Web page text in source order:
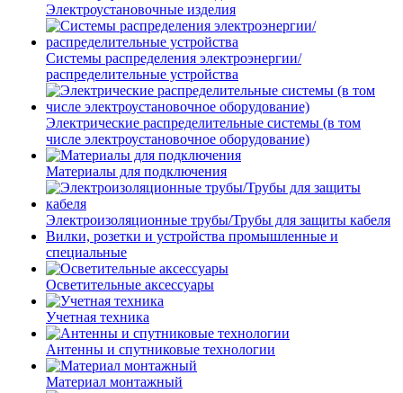
Электроустановочные изделия
Системы распределения электроэнергии/
распределительные устройства
Электрические распределительные системы (в том
числе электроустановочное оборудование)
Материалы для подключения
Электроизоляционные трубы/Трубы для защиты кабеля
Вилки, розетки и устройства промышленные и
специальные
Осветительные аксессуары
Учетная техника
Антенны и спутниковые технологии
Материал монтажный